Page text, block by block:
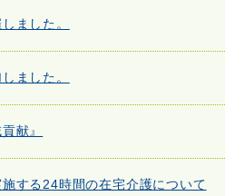
ました。
ました。
献』
する24時間の在宅介護について